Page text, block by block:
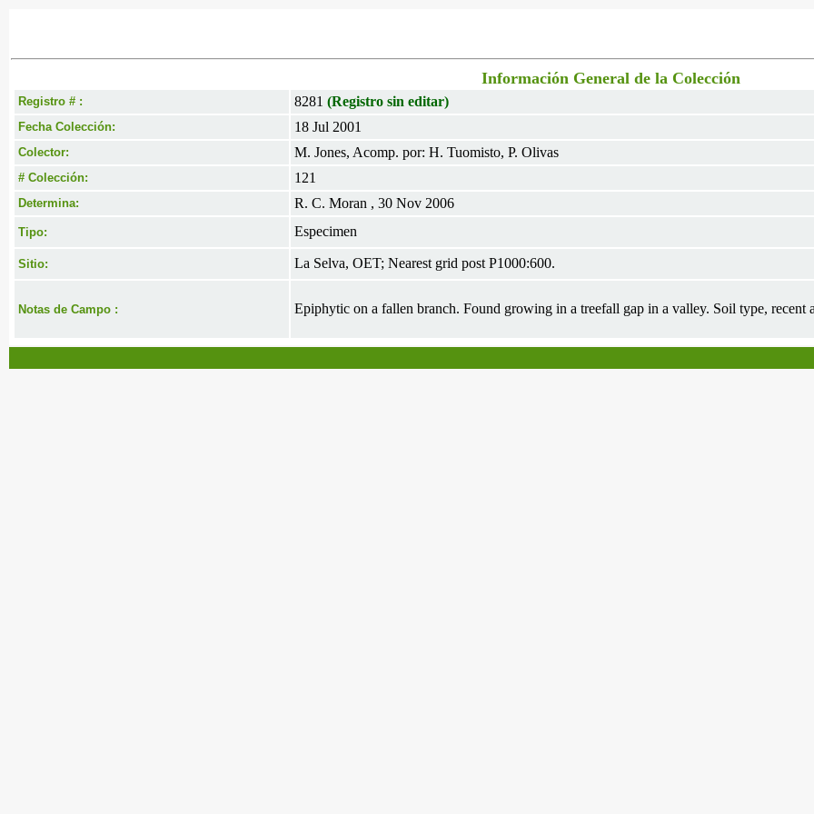
Información General de la Colección
Registro # : 8281 (Registro sin editar)
Fecha Colección: 18 Jul 2001
Colector: M. Jones, Acomp. por: H. Tuomisto, P. Olivas
# Colección: 121
Determina: R. C. Moran , 30 Nov 2006
Tipo: Especimen
Sitio: La Selva, OET; Nearest grid post P1000:600.
Notas de Campo : Epiphytic on a fallen branch. Found growing in a treefall gap in a valley. Soil type, recent